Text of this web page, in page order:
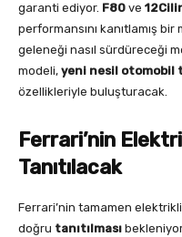
garanti ediyor. F80 ve
performansını kanıtlamış
geleneği nasıl sürdüreceği
modeli, yeni nesil otomobil
özellikleriyle buluşturacak.
Ferrari’nin
Tanıtılacak
Ferrari’nin tamamen
doğru tanıtılması